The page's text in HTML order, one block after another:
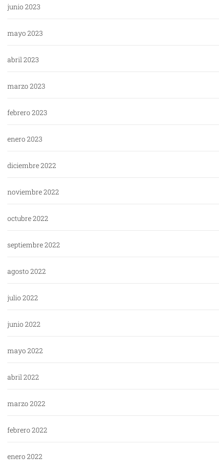
junio 2023
mayo 2023
abril 2023
marzo 2023
febrero 2023
enero 2023
diciembre 2022
noviembre 2022
octubre 2022
septiembre 2022
agosto 2022
julio 2022
junio 2022
mayo 2022
abril 2022
marzo 2022
febrero 2022
enero 2022